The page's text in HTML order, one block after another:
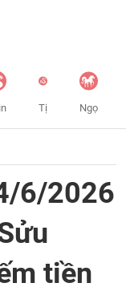
Tị Ngọ
6/2026
tiền